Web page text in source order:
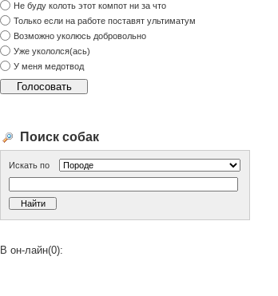
Не буду колоть этот компот ни за что
Только если на работе поставят ультиматум
Возможно уколюсь добровольно
Уже укололся(ась)
У меня медотвод
Поиск собак
Искать по
В он-лайн(0):